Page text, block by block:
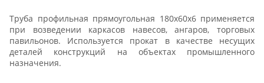
Труба профильная прямоугольная 180х60x6 применяется
при возведении каркасов навесов, ангаров, торговых
павильонов. Используется прокат в качестве несущих
деталей конструкций на объектах промышленного
назначения.